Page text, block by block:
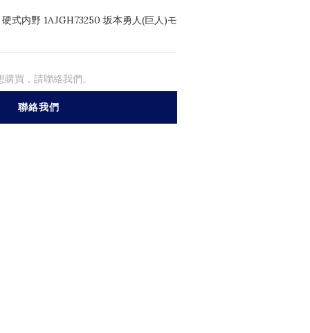
内野 1AJGH73250 坂本勇⼈(巨⼈)モ
購買，請聯絡我們。
聯絡我們